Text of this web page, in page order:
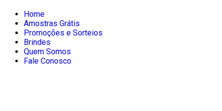
Home
Amostras Grátis
Promoções e Sorteios
Brindes
Quem Somos
Fale Conosco